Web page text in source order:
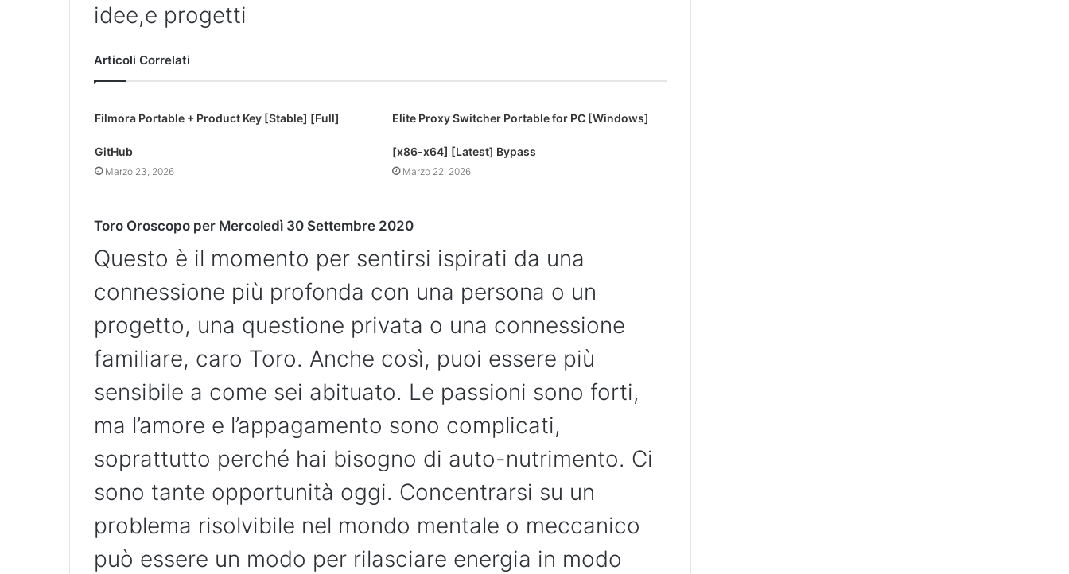
idee,e progetti
Articoli Correlati
Filmora Portable + Product Key [Stable] [Full]
GitHub
Marzo 23, 2026
Elite Proxy Switcher Portable for PC [Windows]
[x86-x64] [Latest] Bypass
Marzo 22, 2026
Toro Oroscopo per Mercoledì 30 Settembre 2020
Questo è il momento per sentirsi ispirati da una
connessione più profonda con una persona o un
progetto, una questione privata o una connessione
familiare, caro Toro. Anche così, puoi essere più
sensibile a come sei abituato. Le passioni sono forti,
ma l’amore e l’appagamento sono complicati,
soprattutto perché hai bisogno di auto-nutrimento. Ci
sono tante opportunità oggi. Concentrarsi su un
problema risolvibile nel mondo mentale o meccanico
può essere un modo per rilasciare energia in modo